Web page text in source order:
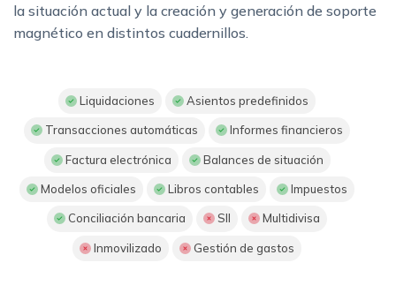
la situación actual y la creación y generación de soporte
magnético en distintos cuadernillos.
Liquidaciones Asientos predefinidos
Transacciones automáticas Informes financieros
Factura electrónica Balances de situación
Modelos oficiales Libros contables Impuestos
Conciliación bancaria SII Multidivisa
Inmovilizado Gestión de gastos